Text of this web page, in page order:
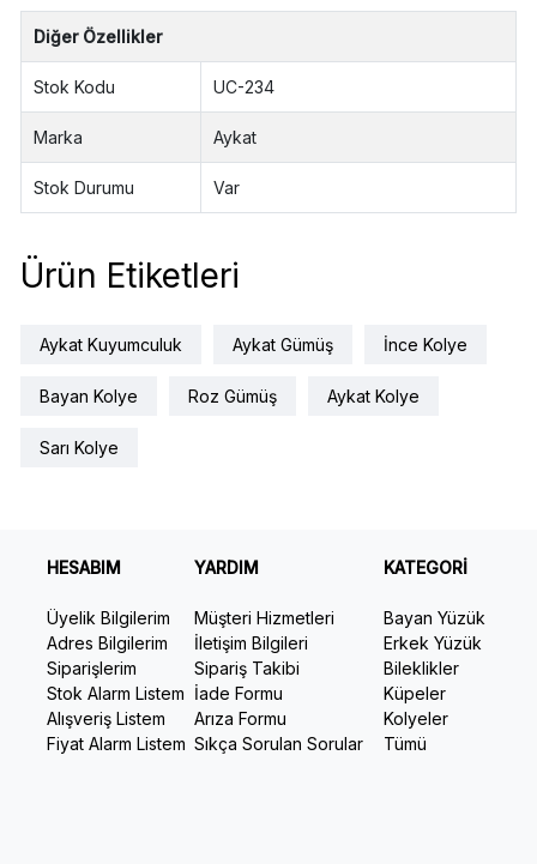
Diğer Özellikler
Stok Kodu UC-234
Marka Aykat
Stok Durumu Var
Ürün Etiketleri
Aykat Kuyumculuk Aykat Gümüş İnce Kolye
Bayan Kolye Roz Gümüş Aykat Kolye
Sarı Kolye
HESABIM
Üyelik Bilgilerim
Adres Bilgilerim
Siparişlerim
Stok Alarm Listem
Alışveriş Listem
Fiyat Alarm Listem
YARDIM
Müşteri Hizmetleri
İletişim Bilgileri
Sipariş Takibi
İade Formu
Arıza Formu
Sıkça Sorulan Sorular
KATEGORİ
Bayan Yüzük
Erkek Yüzük
Bileklikler
Küpeler
Kolyeler
Tümü